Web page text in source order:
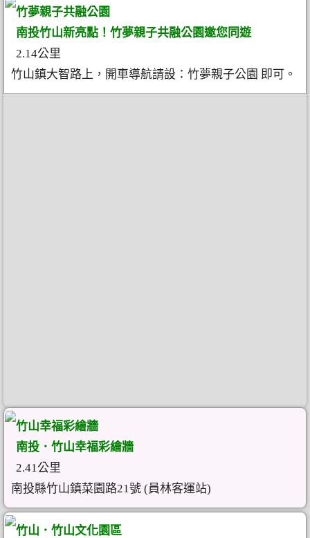
竹夢親子共融公園
南投竹山新亮點！竹夢親子共融公園邀您同遊
2.14公里
竹山鎮大智路上，開車導航請設：竹夢親子公園 即可。
竹山幸福彩繪牆
南投．竹山幸福彩繪牆
2.41公里
南投縣竹山鎮菜園路21號 (員林客運站)
竹山．竹山文化園區